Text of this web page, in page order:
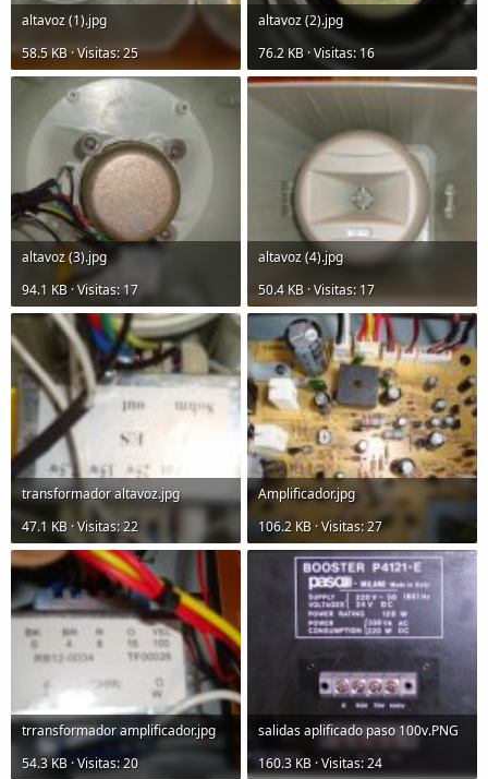
altavoz (1).jpg
58.5 KB · Visitas: 25
altavoz (2).jpg
76.2 KB · Visitas: 16
altavoz (3).jpg
94.1 KB · Visitas: 17
altavoz (4).jpg
50.4 KB · Visitas: 17
transformador altavoz.jpg
47.1 KB · Visitas: 22
Amplificador.jpg
106.2 KB · Visitas: 27
trransformador amplificador.jpg
54.3 KB · Visitas: 20
salidas aplificado paso 100v.PNG
160.3 KB · Visitas: 24